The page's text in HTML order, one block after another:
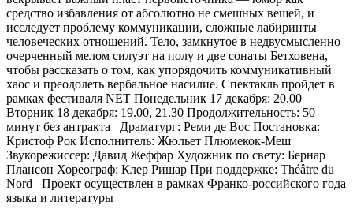
средство избавления от абсолютно не смешных вещей, и
исследует проблему коммуникации, сложные лабиринты
человеческих отношений. Тело, замкнутое в недвусмысленно
очерченный мелом силуэт на полу и две сонаты Бетховена,
чтобы рассказать о том, как упорядочить коммуникативный
хаос и преодолеть вербальное насилие. Спектакль пройдет в
рамках фестиваля NET Понедельник 17 декабря: 20.00
Вторник 18 декабря: 19.00, 21.30 Продолжительность: 50
минут без антракта Драматург: Реми де Вос Постановка:
Кристоф Рок Исполнитель: Жюльет Плюмекок-Меш
Звукорежиссер: Давид Жеффар Художник по свету: Бернар
Плансон Хореограф: Клер Ришар При поддержке: Théâtre du
Nord Проект осуществлен в рамках Франко-российского года
языка и литературы